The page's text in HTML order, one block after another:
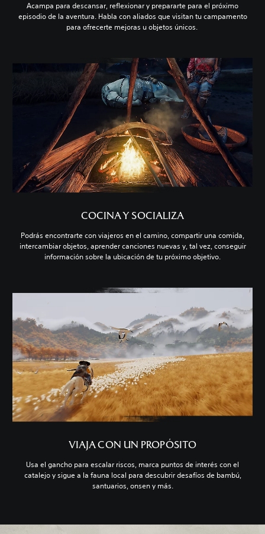
Acampa para descansar, reflexionar y prepararte para el próximo
episodio de la aventura. Habla con aliados que visitan tu campamento
para ofrecerte mejoras u objetos únicos.
COCINA Y SOCIALIZA
Podrás encontrarte con viajeros en el camino, compartir una comida,
intercambiar objetos, aprender canciones nuevas y, tal vez, conseguir
información sobre la ubicación de tu próximo objetivo.
VIAJA CON UN PROPÓSITO
Usa el gancho para escalar riscos, marca puntos de interés con el
catalejo y sigue a la fauna local para descubrir desafíos de bambú,
santuarios, onsen y más.